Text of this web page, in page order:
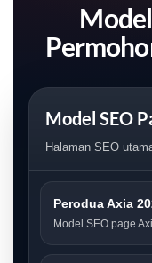
Model SEO
Halaman SEO
Perodua Axia
Model SEO page